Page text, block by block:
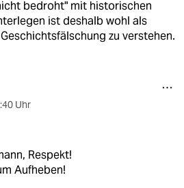
bedroht" mit historischen
ist deshalb wohl als
zu verstehen.
Uhr
Respekt!
Aufheben!